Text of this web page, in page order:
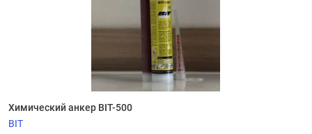
Химический анкер BIT-500
BIT